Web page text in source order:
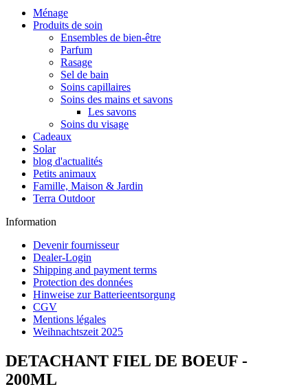
Ménage
Produits de soin
Ensembles de bien-être
Parfum
Rasage
Sel de bain
Soins capillaires
Soins des mains et savons
Les savons
Soins du visage
Cadeaux
Solar
blog d'actualités
Petits animaux
Famille, Maison & Jardin
Terra Outdoor
Information
Devenir fournisseur
Dealer-Login
Shipping and payment terms
Protection des données
Hinweise zur Batterieentsorgung
CGV
Mentions légales
Weihnachtszeit 2025
DETACHANT FIEL DE BOEUF -
200ML